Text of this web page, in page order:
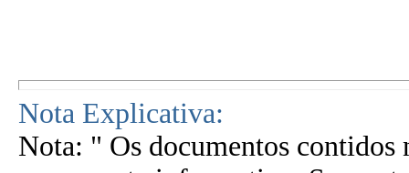
Nota Explicativa:
Nota: " Os documentos contidos